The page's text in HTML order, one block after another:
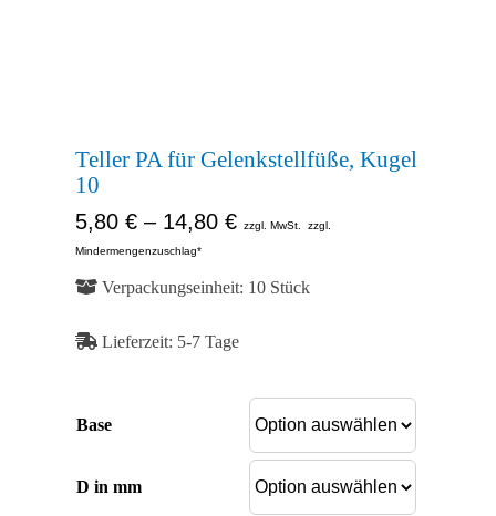
Teller PA für Gelenkstellfüße, Kugel
10
5,80 €– 14,80 € zzgl. MwSt. zzgl.
Mindermengenzuschlag*
Verpackungseinheit: 10 Stück
Lieferzeit: 5-7 Tage
Base
D in mm